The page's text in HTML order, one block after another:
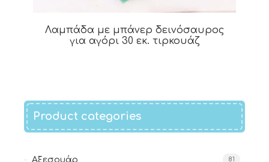
Λαμπάδα με μπάνερ δεινόσαυρος
για αγόρι 30 εκ. τιρκουάζ
Product categories
Αξεσουάρ 81